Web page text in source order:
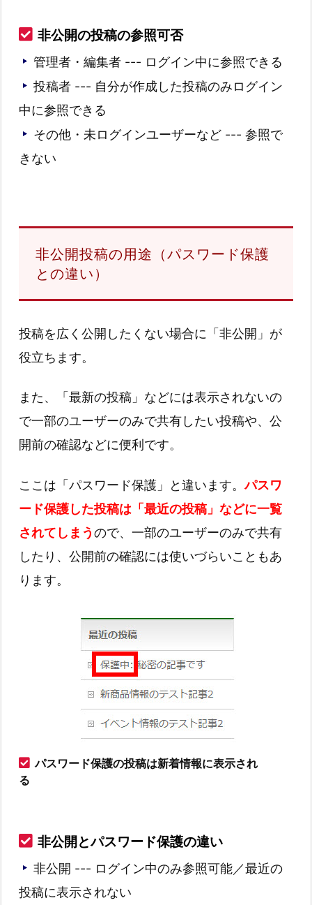
非公開の投稿の参照可否
管理者・編集者 --- ログイン中に参照できる
投稿者 --- 自分が作成した投稿のみログイン
中に参照できる
その他・未ログインユーザーなど --- 参照で
きない
非公開投稿の用途（パスワード保護
との違い）
投稿を広く公開したくない場合に「非公開」が
役立ちます。
また、「最新の投稿」などには表示されないの
で一部のユーザーのみで共有したい投稿や、公
開前の確認などに便利です。
ここは「パスワード保護」と違います。パスワ
ード保護した投稿は「最近の投稿」などに一覧
されてしまうので、一部のユーザーのみで共有
したり、公開前の確認には使いづらいこともあ
ります。
パスワード保護の投稿は新着情報に表示され
る
非公開とパスワード保護の違い
非公開 --- ログイン中のみ参照可能／最近の
投稿に表示されない